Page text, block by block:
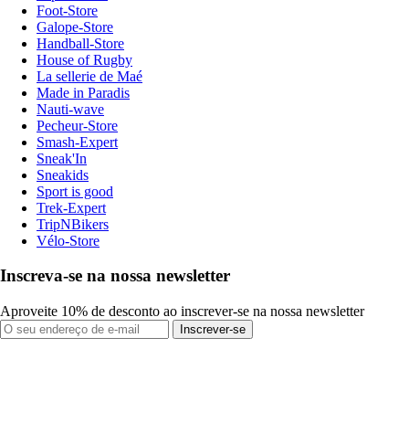
Foot-Store
Galope-Store
Handball-Store
House of Rugby
La sellerie de Maé
Made in Paradis
Nauti-wave
Pecheur-Store
Smash-Expert
Sneak'In
Sneakids
Sport is good
Trek-Expert
TripNBikers
Vélo-Store
Inscreva-se na nossa newsletter
Aproveite 10% de desconto ao inscrever-se na nossa newsletter
Inscrever-se